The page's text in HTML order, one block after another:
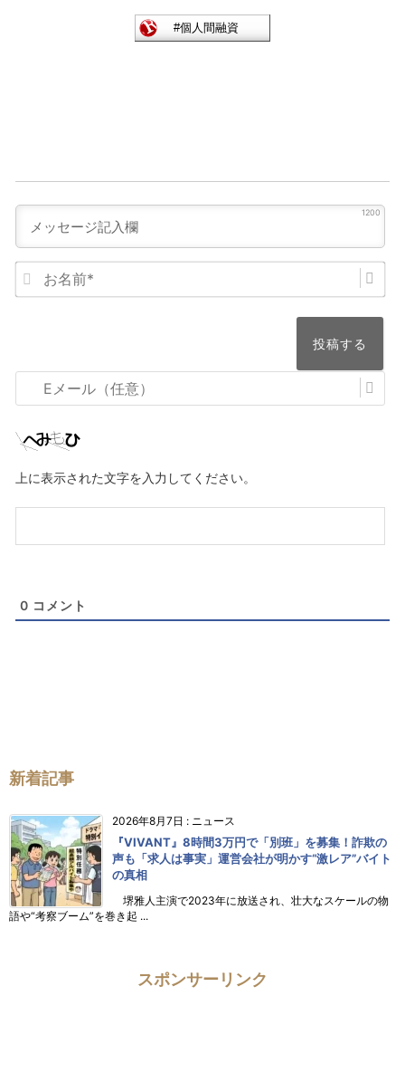
1200
メ
ー
ル
意）
上に表示された文字を入力してください。
0 コメント
新着記事
2026年8月7日 : ニュース
『VIVANT』8時間3万円で「別班」を募集！詐欺の
声も「求人は事実」運営会社が明かす“激レア”バイト
の真相
堺雅人主演で2023年に放送され、壮大なスケールの物
語や“考察ブーム”を巻き起 ...
スポンサーリンク